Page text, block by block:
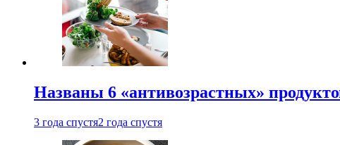
Названы 6 «антивозрастных»
3 года спустя2 года спустя